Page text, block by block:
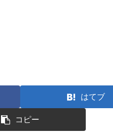
はてブ
コピー